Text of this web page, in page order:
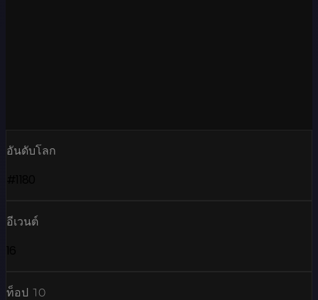
อันดับโลก
อีเวนต์
ท็อป 10